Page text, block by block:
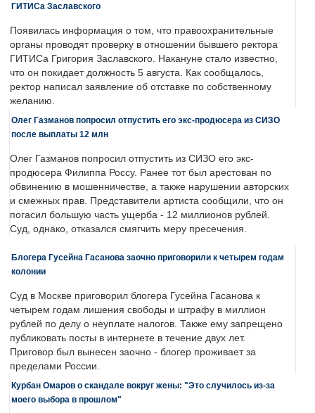
ГИТИСа Заславского
Появилась информация о том, что правоохранительные
органы проводят проверку в отношении бывшего ректора
ГИТИСа Григория Заславского. Накануне стало известно,
что он покидает должность 5 августа. Как сообщалось,
ректор написал заявление об отставке по собственному
желанию.
Олег Газманов попросил отпустить его экс-продюсера из СИЗО
после выплаты 12 млн
Олег Газманов попросил отпустить из СИЗО его экс-
продюсера Филиппа Россу. Ранее тот был арестован по
обвинению в мошенничестве, а также нарушении авторских
и смежных прав. Представители артиста сообщили, что он
погасил большую часть ущерба - 12 миллионов рублей.
Суд, однако, отказался смягчить меру пресечения.
Блогера Гусейна Гасанова заочно приговорили к четырем годам
колонии
Суд в Москве приговорил блогера Гусейна Гасанова к
четырем годам лишения свободы и штрафу в миллион
рублей по делу о неуплате налогов. Также ему запрещено
публиковать посты в интернете в течение двух лет.
Приговор был вынесен заочно - блогер проживает за
пределами России.
Курбан Омаров о скандале вокруг жены: "Это случилось из-за
моего выбора в прошлом"